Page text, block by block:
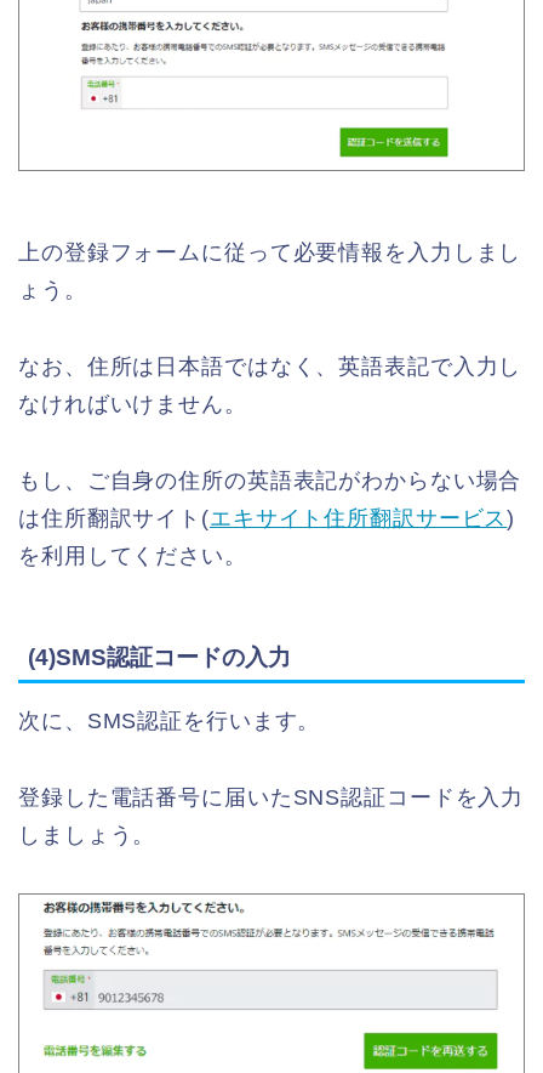
上の登録フォームに従って必要情報を入力しまし
ょう。
なお、住所は日本語ではなく、英語表記で入力し
なければいけません。
もし、ご自身の住所の英語表記がわからない場合
は住所翻訳サイト(エキサイト住所翻訳サービス)
を利用してください。
(4)SMS認証コードの入力
次に、SMS認証を行います。
登録した電話番号に届いたSNS認証コードを入力
しましょう。